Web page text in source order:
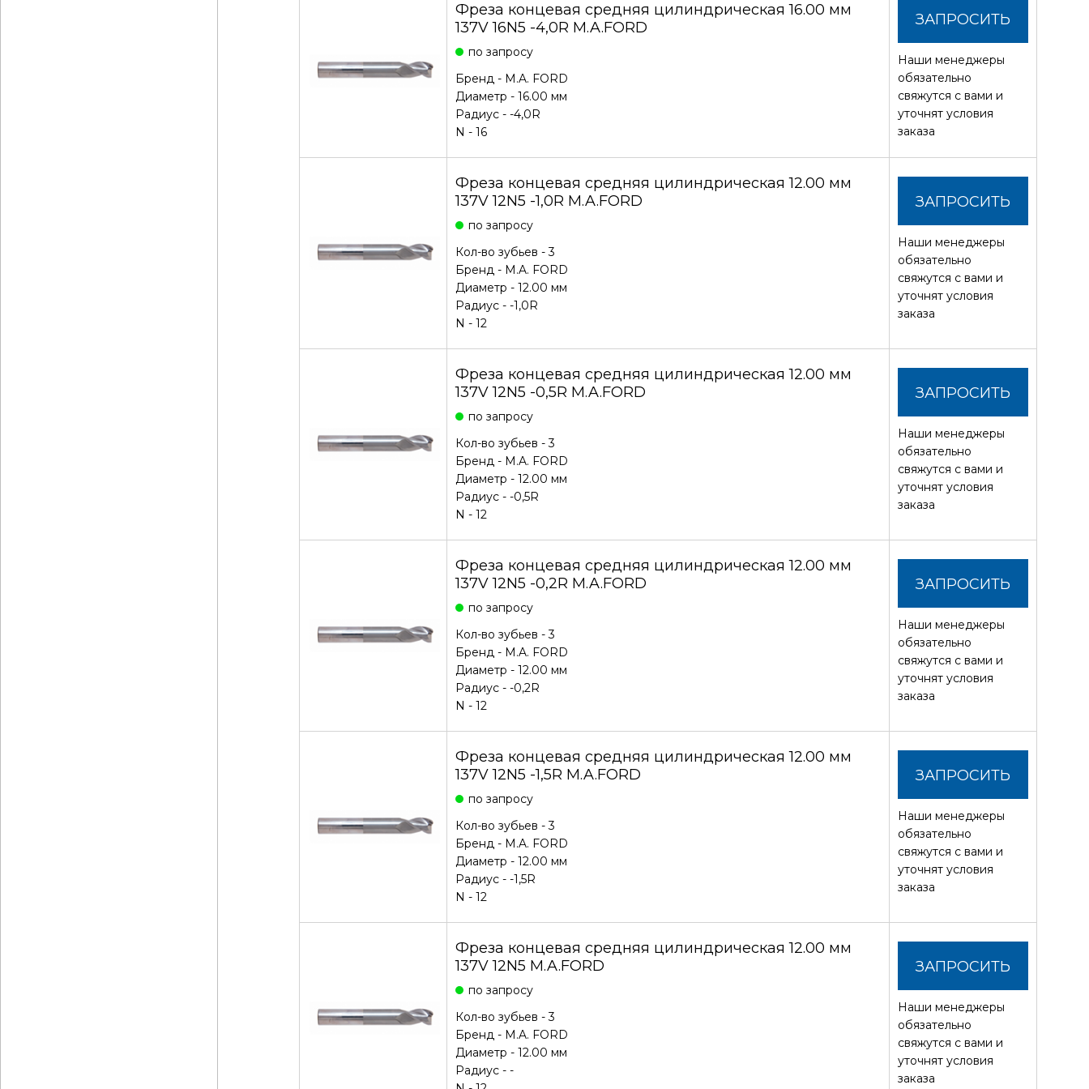
Фреза концевая средняя цилиндрическая 16.00 мм
137V 16N5 -4,0R M.A.FORD
по запросу
Бренд - M.A. FORD
Диаметр - 16.00 мм
Радиус - -4,0R
N - 16
ЗАПРОСИТЬ
СТОИМОСТЬ
Наши менеджеры
обязательно
свяжутся с вами и
уточнят условия
заказа
Фреза концевая средняя цилиндрическая 12.00 мм
137V 12N5 -1,0R M.A.FORD
по запросу
Кол-во зубьев - 3
Бренд - M.A. FORD
Диаметр - 12.00 мм
Радиус - -1,0R
N - 12
ЗАПРОСИТЬ
СТОИМОСТЬ
Наши менеджеры
обязательно
свяжутся с вами и
уточнят условия
заказа
Фреза концевая средняя цилиндрическая 12.00 мм
137V 12N5 -0,5R M.A.FORD
по запросу
Кол-во зубьев - 3
Бренд - M.A. FORD
Диаметр - 12.00 мм
Радиус - -0,5R
N - 12
ЗАПРОСИТЬ
СТОИМОСТЬ
Наши менеджеры
обязательно
свяжутся с вами и
уточнят условия
заказа
Фреза концевая средняя цилиндрическая 12.00 мм
137V 12N5 -0,2R M.A.FORD
по запросу
Кол-во зубьев - 3
Бренд - M.A. FORD
Диаметр - 12.00 мм
Радиус - -0,2R
N - 12
ЗАПРОСИТЬ
СТОИМОСТЬ
Наши менеджеры
обязательно
свяжутся с вами и
уточнят условия
заказа
Фреза концевая средняя цилиндрическая 12.00 мм
137V 12N5 -1,5R M.A.FORD
по запросу
Кол-во зубьев - 3
Бренд - M.A. FORD
Диаметр - 12.00 мм
Радиус - -1,5R
N - 12
ЗАПРОСИТЬ
СТОИМОСТЬ
Наши менеджеры
обязательно
свяжутся с вами и
уточнят условия
заказа
Фреза концевая средняя цилиндрическая 12.00 мм
137V 12N5 M.A.FORD
по запросу
Кол-во зубьев - 3
Бренд - M.A. FORD
Диаметр - 12.00 мм
Радиус - -
ЗАПРОСИТЬ
СТОИМОСТЬ
Наши менеджеры
обязательно
свяжутся с вами и
уточнят условия
заказа